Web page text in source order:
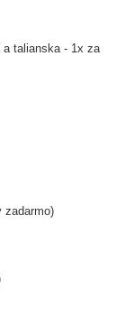
talianska - 1x za
zadarmo)